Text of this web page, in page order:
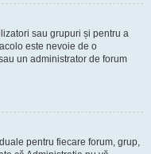
sau grupuri și pentru a
este nevoie de o
un administrator de forum
pentru fiecare forum, grup,